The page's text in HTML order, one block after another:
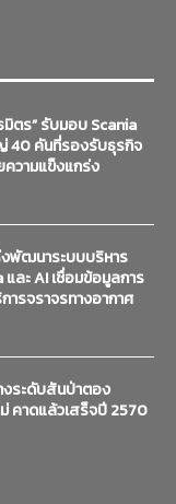
ตร” รับมอบ Scania
40 คันที่รองรับธุรกิจ
วามแข็งแกร่ง
พัฒนาระบบบริหาร
ละ AI เชื่อมข้อมูลการ
รจราจรทางอากาศ
ระดับสันป่าตอง
คาดแล้วเสร็จปี 2570